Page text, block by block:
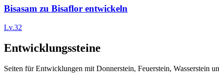
Bisasam zu Bisaflor entwickeln
Lv.32
Entwicklungssteine
Seiten für Entwicklungen mit Donnerstein, Feuerstein, Wasserstein